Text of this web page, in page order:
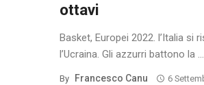
ottavi
Basket, Europei 2022. l’Italia si
l’Ucraina. Gli azzurri battono la ...
By Francesco Canu 6